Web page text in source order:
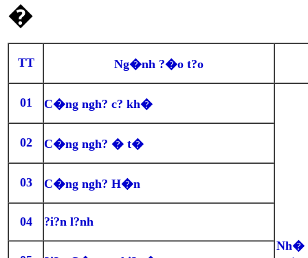
�
TT Ng�nh ?�o t?o
01 C�ng ngh? c? kh�
Nh�
02 C�ng ngh? � t�
03 C�ng ngh? H�n
04 ?i?n l?nh